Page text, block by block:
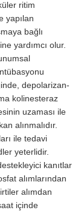
ritim
yapılan
bağlı
yardımcı olur.
depolarizan-
kolinesteraz
uzaması ile
alınmalıdır.
ile tedavi
yeterlidir.
kanıtlar
alımlarından
alımdan
içinde